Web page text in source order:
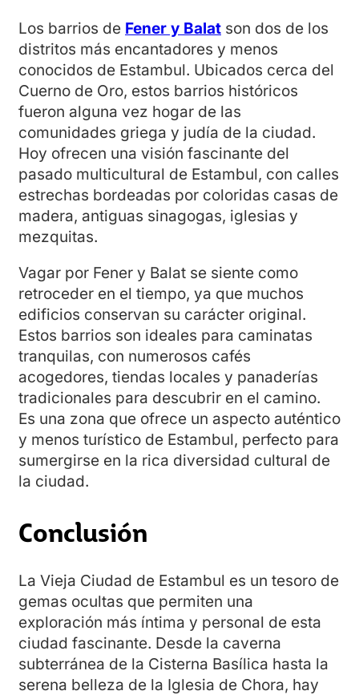
Los barrios de Fener y Balat son dos de los
distritos más encantadores y menos
conocidos de Estambul. Ubicados cerca del
Cuerno de Oro, estos barrios históricos
fueron alguna vez hogar de las
comunidades griega y judía de la ciudad.
Hoy ofrecen una visión fascinante del
pasado multicultural de Estambul, con calles
estrechas bordeadas por coloridas casas de
madera, antiguas sinagogas, iglesias y
mezquitas.
Vagar por Fener y Balat se siente como
retroceder en el tiempo, ya que muchos
edificios conservan su carácter original.
Estos barrios son ideales para caminatas
tranquilas, con numerosos cafés
acogedores, tiendas locales y panaderías
tradicionales para descubrir en el camino.
Es una zona que ofrece un aspecto auténtico
y menos turístico de Estambul, perfecto para
sumergirse en la rica diversidad cultural de
la ciudad.
Conclusión
La Vieja Ciudad de Estambul es un tesoro de
gemas ocultas que permiten una
exploración más íntima y personal de esta
ciudad fascinante. Desde la caverna
subterránea de la Cisterna Basílica hasta la
serena belleza de la Iglesia de Chora, hay